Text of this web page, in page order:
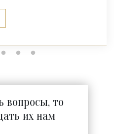
вопросы, то
их нам